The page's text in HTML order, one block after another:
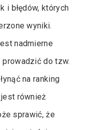
i błędów, których
wyniki.
nadmierne
prowadzić do tzw.
na ranking
również
sprawić, że